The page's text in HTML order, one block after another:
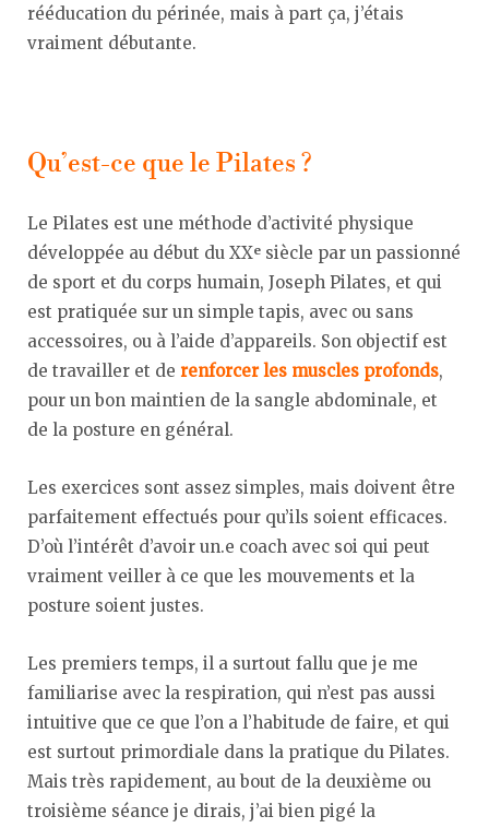
rééducation du périnée, mais à part ça, j’étais
vraiment débutante.
Qu’est-ce que le Pilates ?
Le Pilates est une méthode d’activité physique
développée au début du XXᵉ siècle par un passionné
de sport et du corps humain, Joseph Pilates, et qui
est pratiquée sur un simple tapis, avec ou sans
accessoires, ou à l’aide d’appareils. Son objectif est
de travailler et de renforcer les muscles profonds,
pour un bon maintien de la sangle abdominale, et
de la posture en général.
Les exercices sont assez simples, mais doivent être
parfaitement effectués pour qu’ils soient efficaces.
D’où l’intérêt d’avoir un.e coach avec soi qui peut
vraiment veiller à ce que les mouvements et la
posture soient justes.
Les premiers temps, il a surtout fallu que je me
familiarise avec la respiration, qui n’est pas aussi
intuitive que ce que l’on a l’habitude de faire, et qui
est surtout primordiale dans la pratique du Pilates.
Mais très rapidement, au bout de la deuxième ou
troisième séance je dirais, j’ai bien pigé la